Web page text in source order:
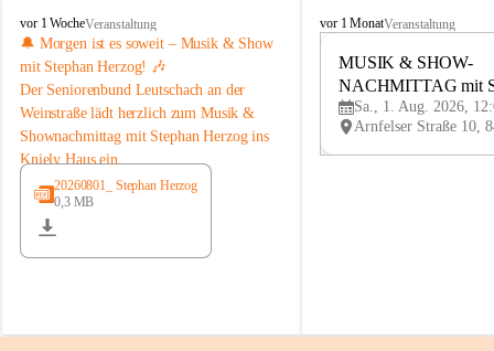
K
n
i
e
l
y
H
a
vor 1 WocheVeranstaltung
🔔 Morgen ist es soweit – Musik & Show
mit Stephan Herzog! 🎶
Der Seniorenbund Leutschach an der
Weinstraße lädt herzlich zum Musik &
Shownachmittag mit Stephan Herzog ins
Kniely Haus ein.
Stephan Herzog lebt Musik seit seiner
Kindheit. Der gebürtige Salzburger
stammt aus der bekannten Musikerfamilie
Schwaiger/Herzog aus Maria Alm und
20260801_ Stephan Herzog
0,3 MB
K
vor 1 MonatVeranstaltung
MUSIK & SHOW-
NACHMITTAG mit
Herzog
Sa., 1. Aug. 2026,